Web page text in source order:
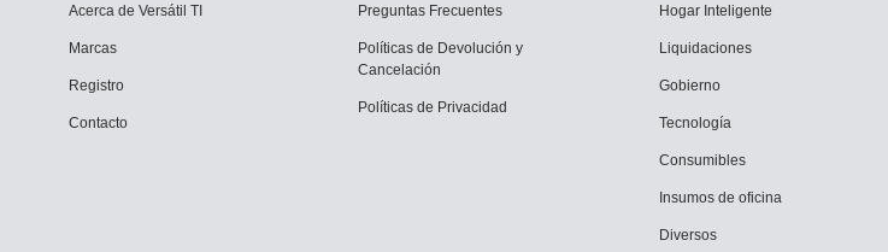
Acerca de Versátil TI
Marcas
Registro
Contacto
Preguntas Frecuentes
Políticas de Devolución y
Cancelación
Políticas de Privacidad
Hogar Inteligente
Liquidaciones
Gobierno
Tecnología
Consumibles
Insumos de oficina
Diversos